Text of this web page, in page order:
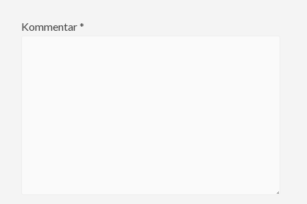
Kommentar*